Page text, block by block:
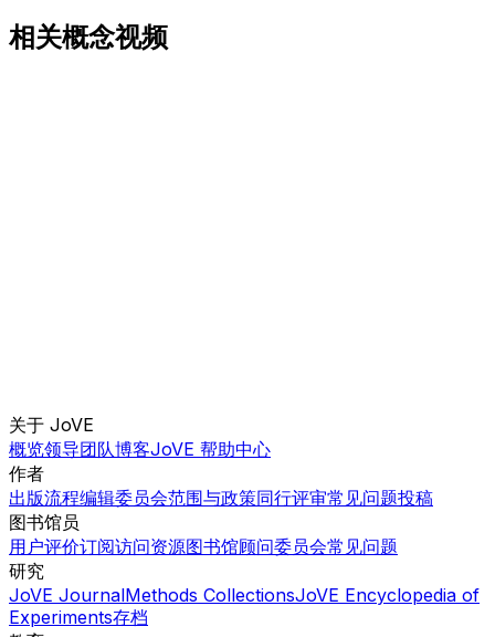
相关概念视频
关于 JoVE
概览领导团队博客JoVE 帮助中心
作者
出版流程编辑委员会范围与政策同行评审常见问题投稿
图书馆员
用户评价订阅访问资源图书馆顾问委员会常见问题
研究
JoVE JournalMethods CollectionsJoVE Encyclopedia of
Experiments存档